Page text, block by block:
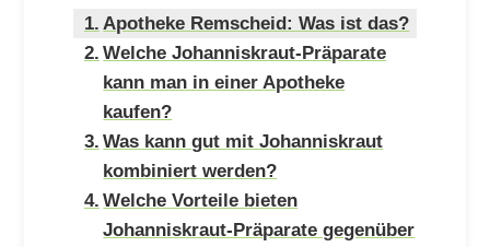
Apotheke Remscheid: Was ist das?
Welche Johanniskraut-Präparate
kann man in einer Apotheke
kaufen?
Was kann gut mit Johanniskraut
kombiniert werden?
Welche Vorteile bieten
Johanniskraut-Präparate gegenüber